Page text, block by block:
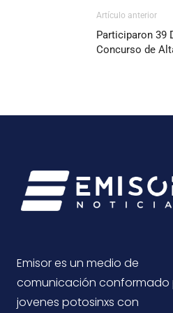
Artículo anterior
Participaron 39
Concurso de
Emisor es un medio de
comunicación conformado
jovenes potosinxs con